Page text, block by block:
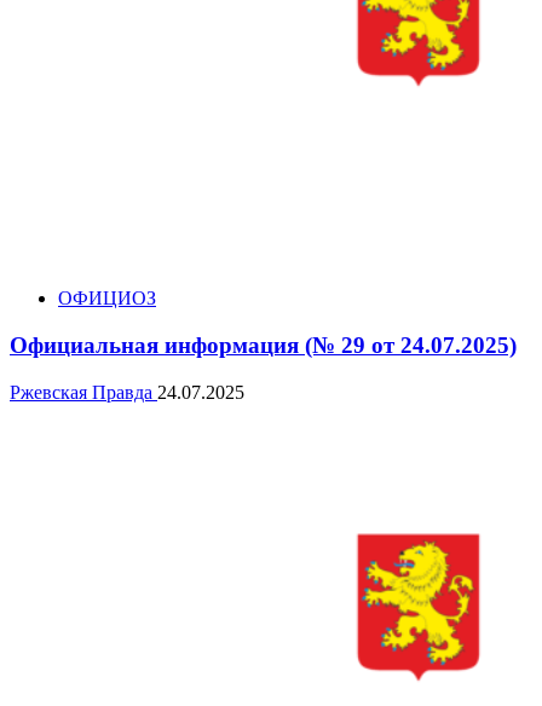
ОФИЦИОЗ
Официальная информация (№ 29 от 24.07.2025)
Ржевская Правда 24.07.2025